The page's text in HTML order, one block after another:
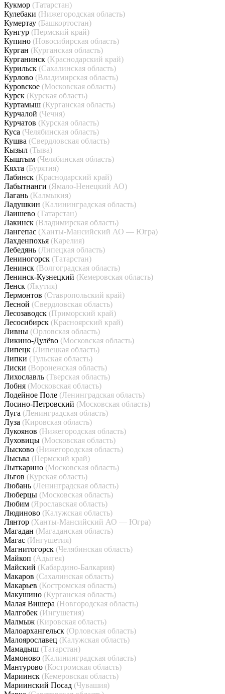
Кукмор (Татарстан)
Кулебаки (Нижегородская область)
Кумертау (Башкортостан)
Кунгур (Пермский край)
Купино (Новосибирская область)
Курган (Курганская область)
Курганинск (Краснодарский край)
Курильск (Сахалинская область)
Курлово (Владимирская область)
Куровское (Московская область)
Курск (Курская область)
Куртамыш (Курганская область)
Курчалой (Чечня)
Курчатов (Курская область)
Куса (Челябинская область)
Кушва (Свердловская область)
Кызыл (Тыва)
Кыштым (Челябинская область)
Кяхта (Бурятия)
Лабинск (Краснодарский край)
Лабытнанги (Ямало-Ненецкий АО)
Лагань (Калмыкия)
Ладушкин (Калининградская область)
Лаишево (Татарстан)
Лакинск (Владимирская область)
Лангепас (Ханты-Мансийский АО — Югра)
Лахденпохья (Карелия)
Лебедянь (Липецкая область)
Лениногорск (Татарстан)
Ленинск (Волгоградская область)
Ленинск-Кузнецкий (Кемеровская область)
Ленск (Якутия)
Лермонтов (Ставропольский край)
Лесной (Свердловская область)
Лесозаводск (Приморский край)
Лесосибирск (Красноярский край)
Ливны (Орловская область)
Ликино-Дулёво (Московская область)
Липецк (Липецкая область)
Липки (Тульская область)
Лиски (Воронежская область)
Лихославль (Тверская область)
Лобня (Московская область)
Лодейное Поле (Ленинградская область)
Лосино-Петровский (Московская область)
Луга (Ленинградская область)
Луза (Кировская область)
Лукоянов (Нижегородская область)
Луховицы (Московская область)
Лысково (Нижегородская область)
Лысьва (Пермский край)
Лыткарино (Московская область)
Льгов (Курская область)
Любань (Ленинградская область)
Люберцы (Московская область)
Любим (Ярославская область)
Людиново (Калужская область)
Лянтор (Ханты-Мансийский АО — Югра)
Магадан (Магаданская область)
Магас (Ингушетия)
Магнитогорск (Челябинская область)
Майкоп (Адыгея)
Майский (Кабардино-Балкария)
Макаров (Сахалинская область)
Макарьев (Костромская область)
Макушино (Курганская область)
Малая Вишера (Новгородская область)
Малгобек (Ингушетия)
Малмыж (Кировская область)
Малоархангельск (Орловская область)
Малоярославец (Калужская область)
Мамадыш (Татарстан)
Мамоново (Калининградская область)
Мантурово (Костромская область)
Мариинск (Кемеровская область)
Мариинский Посад (Чувашия)